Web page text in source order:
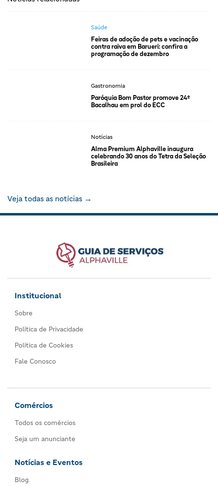
Saúde
Feiras de adoção de pets e vacinação
contra raiva em Barueri: confira a
programação de dezembro
Gastronomia
Paróquia Bom Pastor promove 24º
Bacalhau em prol do ECC
Notícias
Alma Premium Alphaville inaugura
celebrando 30 anos do Tetra da Seleção
Brasileira
Veja todas as notícias →
Institucional
Sobre
Política de Privacidade
Política de Cookies
Fale Conosco
Comércios
Todos os comércios
Seja um anunciante
Notícias e Eventos
Blog